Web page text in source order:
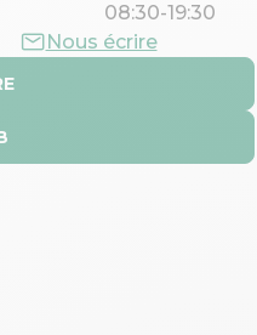
08:30-19:30
Nous écrire